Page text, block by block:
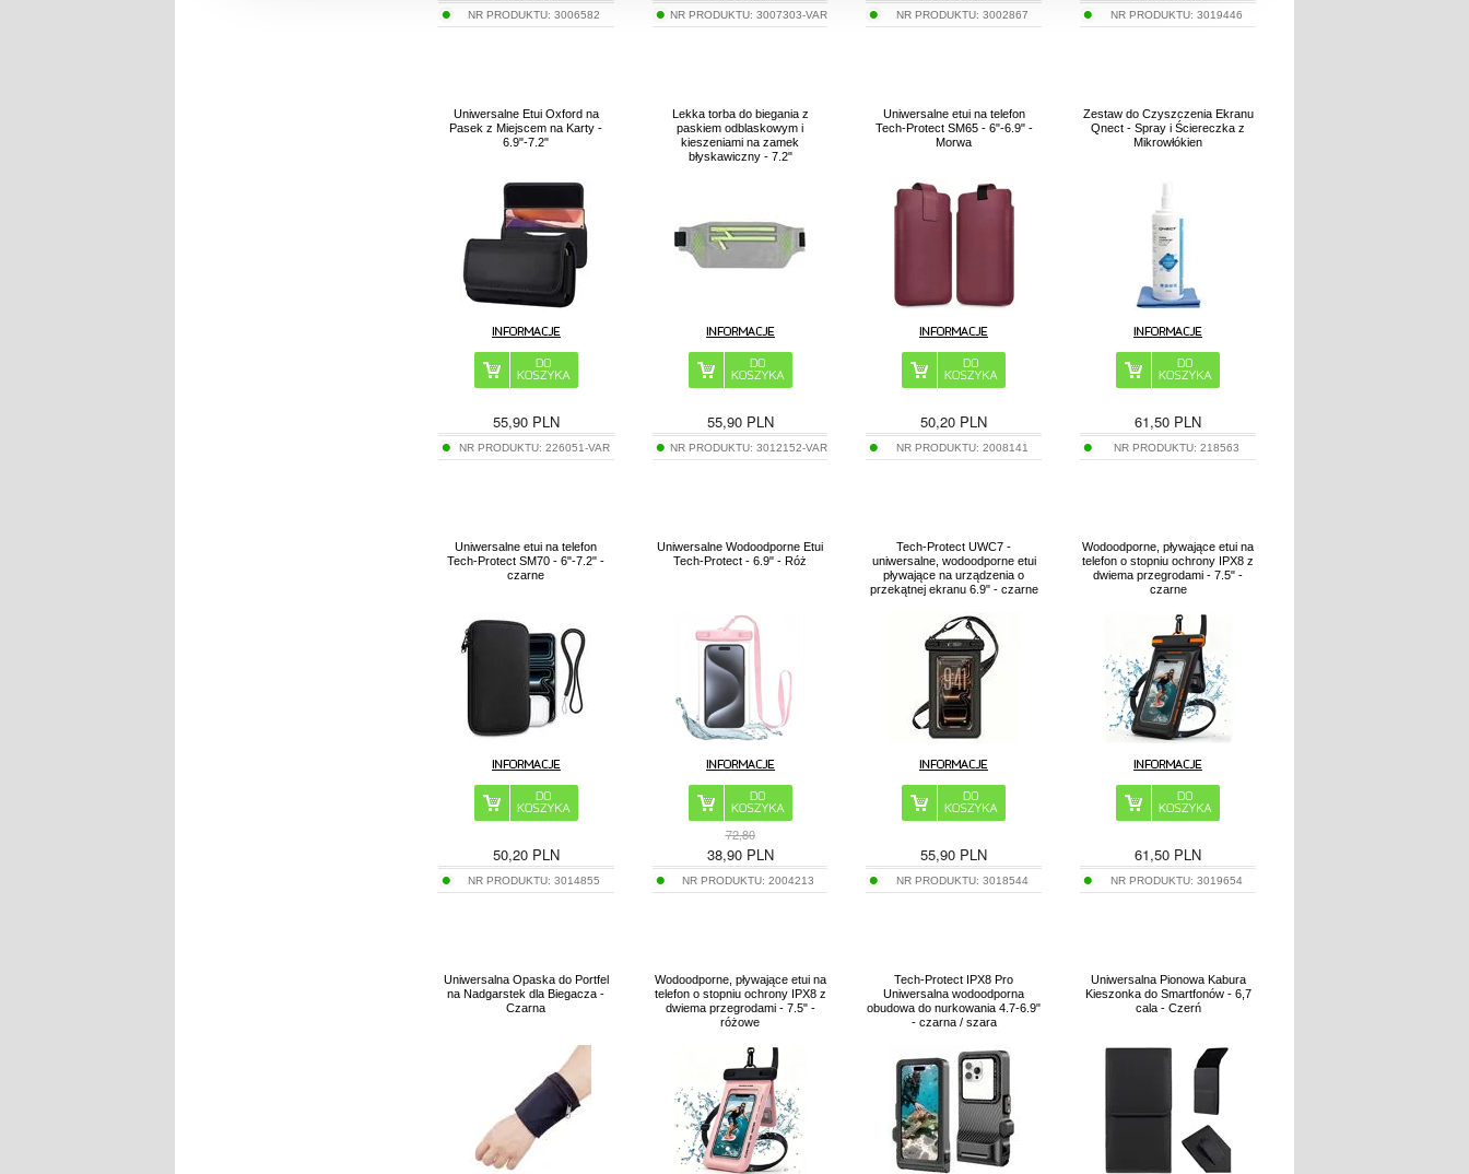
NR PRODUKTU:3006582 NR PRODUKTU: 3007303-VAR NR PRODUKTU: 3002867 NR PRODUKTU: 3019446
Uniwersalne Etui Oxford na
Pasek z Miejscem na Karty -
6.9"-7.2"
55,90PLN
NR PRODUKTU: 226051-VAR
Lekka torba do biegania z
paskiem odblaskowym i
kieszeniami na zamek
błyskawiczny - 7.2"
55,90PLN
NR PRODUKTU: 3012152-VAR
Uniwersalne etui na telefon
Tech-Protect SM65 - 6"-6.9" -
Morwa
50,20 PLN
NR PRODUKTU: 2008141
Zestaw do Czyszczenia Ekranu
Qnect - Spray i Ściereczka z
Mikrowłókien
61,50 PLN
NR PRODUKTU: 218563
Uniwersalne etui na telefon
Tech-Protect SM70 - 6"-7.2" -
czarne
50,20PLN
NR PRODUKTU:3014855
Uniwersalne Wodoodporne Etui
Tech-Protect - 6.9" - Róż
72,80
38,90PLN
NR PRODUKTU:2004213
Tech-Protect UWC7 -
uniwersalne, wodoodporne etui
pływające na urządzenia o
przekątnej ekranu 6.9" - czarne
55,90 PLN
NR PRODUKTU: 3018544
Wodoodporne, pływające etui na
telefon o stopniu ochrony IPX8 z
dwiema przegrodami - 7.5" -
czarne
61,50 PLN
NR PRODUKTU: 3019654
Uniwersalna Opaska do Portfel
na Nadgarstek dla Biegacza -
Czarna
Wodoodporne, pływające etui na
telefon o stopniu ochrony IPX8 z
dwiema przegrodami - 7.5" -
różowe
Tech-Protect IPX8 Pro
Uniwersalna wodoodporna
obudowa do nurkowania 4.7-6.9"
- czarna / szara
Uniwersalna Pionowa Kabura
Kieszonka do Smartfonów - 6,7
cala - Czerń